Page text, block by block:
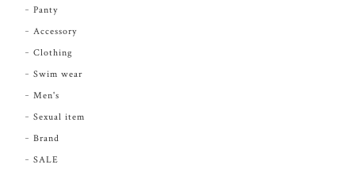
Panty
Accessory
Clothing
Swim wear
Men's
Sexual item
Brand
SALE